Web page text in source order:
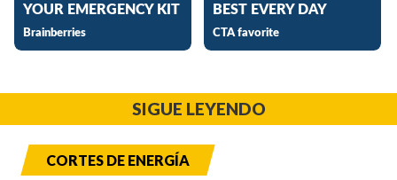
SIGUE LEYENDO
CORTES DE ENERGÍA